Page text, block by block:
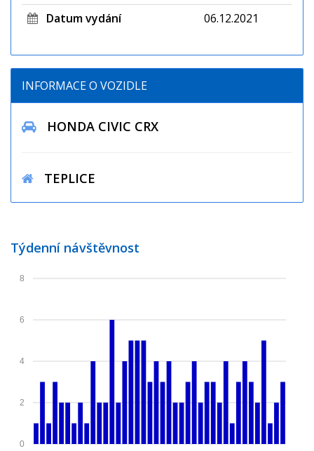
Datum vydání
06.12.2021
INFORMACE O VOZIDLE
HONDA CIVIC CRX
TEPLICE
Týdenní návštěvnost
0
2
4
6
8